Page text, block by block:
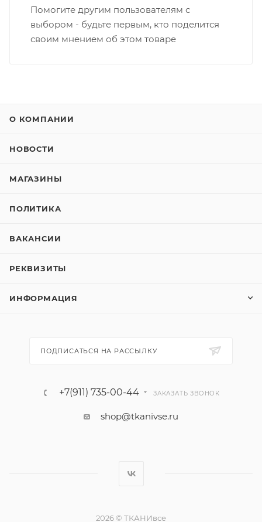
Помогите другим пользователям с
выбором - будьте первым, кто поделится
своим мнением об этом товаре
О КОМПАНИИ
НОВОСТИ
МАГАЗИНЫ
ПОЛИТИКА
ВАКАНСИИ
РЕКВИЗИТЫ
ИНФОРМАЦИЯ
ПОДПИСАТЬСЯ НА РАССЫЛКУ
+7(911) 735-00-44 ЗАКАЗАТЬ ЗВОНОК
shop@tkanivse.ru
2026 © ТКАНИвсе